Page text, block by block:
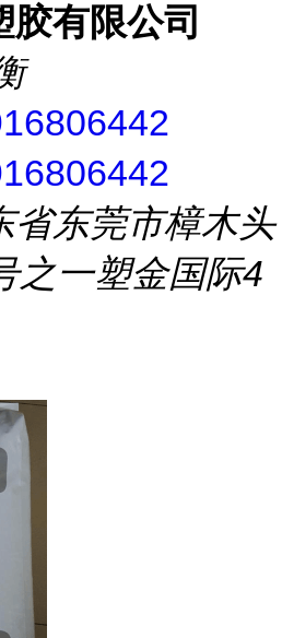
有限公司
省东莞市樟木头
之一塑金国际4